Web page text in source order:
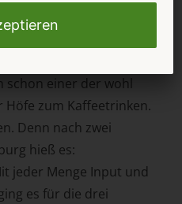
Tradition. Im Rum
schon einer der wohl
Höfe zum Kaffeetrinken.
Denn nach zwei
hieß es:
jeder Menge Input und
es für die drei